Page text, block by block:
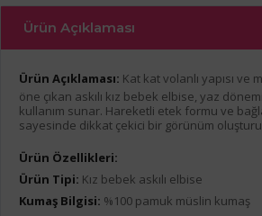
Ürün Açıklaması
Ürün Açıklaması: Kat kat volanlı yapısı
öne çıkan askılı kız bebek elbise, yaz
kullanım sunar. Hareketli etek formu ve
sayesinde dikkat çekici bir görünüm
Ürün Özellikleri:
Ürün Tipi: Kız bebek askılı elbise
Kumaş Bilgisi: %100 pamuk müslin kumaş